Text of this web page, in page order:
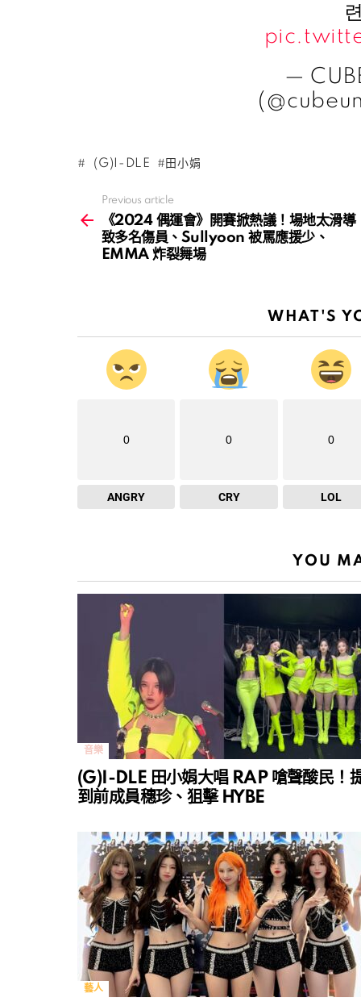
—
(G)I-DLE 田小娟
more
Previous article
《2024 偶運會》開賽掀熱議！場地太滑導
致多名傷員、Sullyoon 被罵應援少、
EMMA 炸裂舞場
WHAT'S
0
ANGRY
0
CRY
0
LOL
YOU
音樂
(G)I-DLE 田小娟大唱 RAP 嗆聲酸民！
到前成員穗珍、狙擊 HYBE
藝人